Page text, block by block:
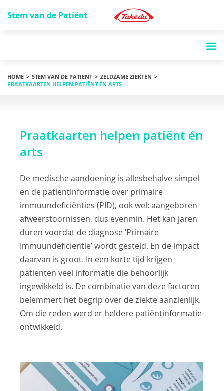
Stem van de Patiënt
HOME STEM VAN DE PATIËNT
ZELDZAME ZIEKTEN
PRAATKAARTEN HELPEN PATIËNT ÉN ARTS
Praatkaarten helpen patiënt én
arts
De medische aandoening is allesbehalve simpel
en de patiëntinformatie over primaire
immuundeficiënties (PID), ook wel: aangeboren
afweerstoornissen, dus evenmin. Het kan jaren
duren voordat de diagnose ’Primaire
Immuundeficiëntie’ wordt gesteld. En de impact
daarvan is groot. In een korte tijd krijgen
patiënten veel informatie die behoorlijk
ingewikkeld is. De combinatie van deze factoren
belemmert het begrip over de ziekte aanzienlijk.
Om die reden werd er heldere patiëntinformatie
ontwikkeld.